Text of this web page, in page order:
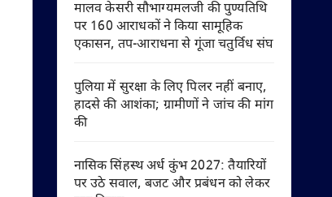
मालव केसरी सौभाग्यमलजी की पुण्यतिथि
पर 160 आराधकों ने किया सामूहिक
एकासन, तप-आराधना से गूंजा चतुर्विध संघ
पुलिया में सुरक्षा के लिए पिलर नहीं बनाए,
हादसे की आशंका; ग्रामीणों ने जांच की मांग
की
नासिक सिंहस्थ अर्ध कुंभ 2027: तैयारियों
पर उठे सवाल, बजट और प्रबंधन को लेकर